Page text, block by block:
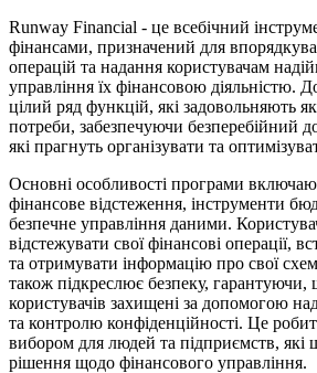
Runway Financial - це всебічний
фінансами, призначений для
операцій та надання користувачам
управління їх фінансовою діяльністю.
цілий ряд функцій, які задовольняють як
потреби, забезпечуючи безперебійний
які прагнуть організувати та
Основні особливості програми
фінансове відстеження, інструменти
безпечне управління даними.
відстежувати свої фінансові операції,
та отримувати інформацію про свої
також підкреслює безпеку, гарантуючи,
користувачів захищені за допомогою
та контролю конфіденційності. Це
вибором для людей та підприємств, які
рішення щодо фінансового управління.